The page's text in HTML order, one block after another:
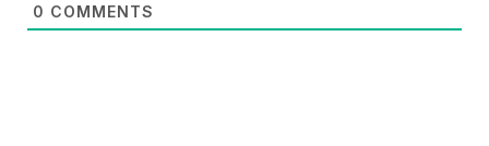
0 COMMENTS